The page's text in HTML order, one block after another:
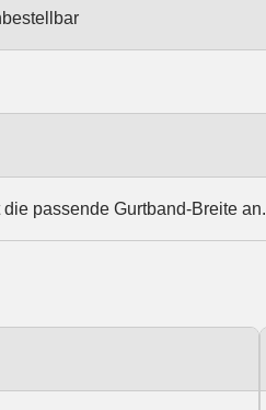
passende Gurtband-Breite an.